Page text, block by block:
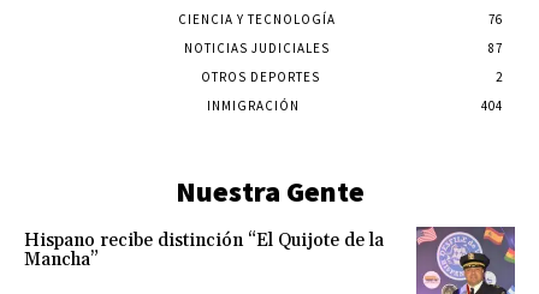
CIENCIA Y TECNOLOGÍA
76
NOTICIAS JUDICIALES
87
OTROS DEPORTES
2
INMIGRACIÓN
404
Nuestra Gente
Hispano recibe distinción “El Quijote de la
Mancha”